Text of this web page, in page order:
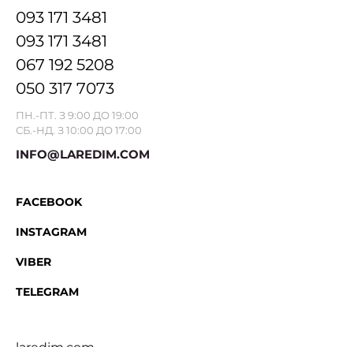
093 171 3481
093 171 3481
067 192 5208
050 317 7073
ПН.-ПТ. З 9:00 ДО 19:00
СБ.-НД. З 10:00 ДО 17:00
INFO@LAREDIM.COM
FACEBOOK
INSTAGRAM
VIBER
TELEGRAM